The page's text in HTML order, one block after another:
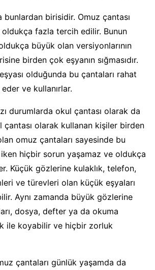
bunlardan birisidir. Omuz çantası
oldukça fazla tercih edilir. Bunun
büyük olan versiyonlarının
birden çok eşyanın sığmasıdır.
olduğunda bu çantaları rahat
ve kullanırlar.
durumlarda okul çantası olarak da
çantası olarak kullanan kişiler birden
omuz çantaları sayesinde bu
iken hiçbir sorun yaşamaz ve oldukça
Küçük gözlerine kulaklık, telefon,
ve türevleri olan küçük eşyaları
Aynı zamanda büyük gözlerine
dosya, defter ya da okuma
ile koyabilir ve hiçbir zorluk
çantaları günlük yaşamda da